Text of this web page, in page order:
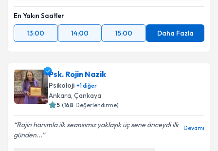
En Yakın Saatler
13:00
14:00 15:00 Daha Fazla
Psk. Rojin Nazik
Psikoloji +1diğer
Ankara, Çankaya
5 (168 Değerlendirme)
Rojin hanımla ilk seansımız yaklaşık üç sene önceydi ilk
günden...
Devamı